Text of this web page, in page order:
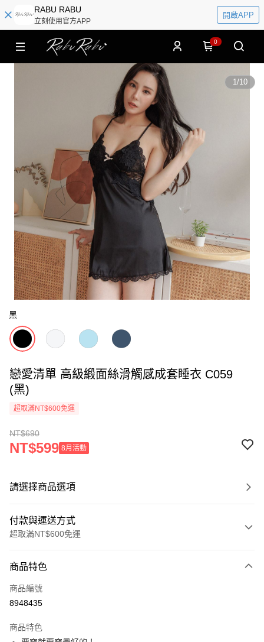
RABU RABU
立刻使用官方APP
開啟APP
0
1/10
黑
戀愛清單 高級緞面絲滑觸感成套睡衣 C059
(黑)
超取滿NT$600免運
NT$690
NT$599 8月活動
請選擇商品選項
付款與運送方式
超取滿NT$600免運
信用卡一次付款
信用卡分期付款
合作金庫商業銀行
6 期 0 利率 每期
商品特色
商品編號
8948435
商品特色